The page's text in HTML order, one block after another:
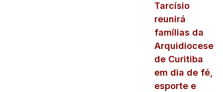
Tarcísio
reunirá
famílias da
Arquidiocese
de Curitiba
em dia de fé,
esporte e